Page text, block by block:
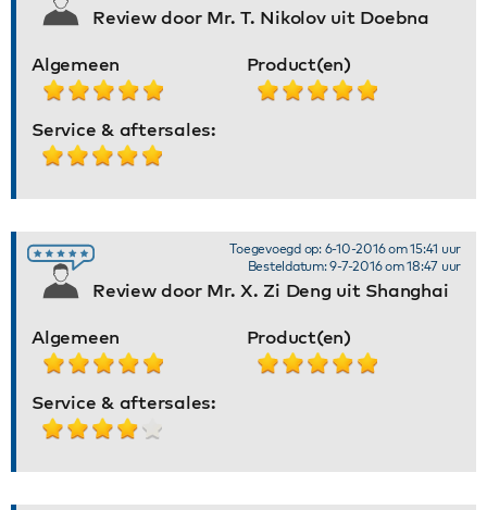
Review door Mr. T. Nikolov uit Doebna
Algemeen Product(en)
Service & aftersales:
Review door Mr. X. Zi Deng uit Shanghai
Toegevoegd op: 6-10-2016 om 15:41 uur
Besteldatum: 9-7-2016 om 18:47 uur
Algemeen Product(en)
Service & aftersales: